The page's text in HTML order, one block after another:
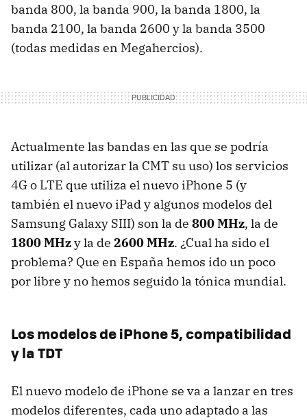
banda 800, la banda 900, la banda 1800, la
banda 2100, la banda 2600 y la banda 3500
(todas medidas en Megahercios).
Actualmente las bandas en las que se podría
utilizar (al autorizar la CMT su uso) los servicios
4G o LTE que utiliza el nuevo iPhone 5 (y
también el nuevo iPad y algunos modelos del
Samsung Galaxy SIII) son la de 800 MHz, la de
1800 MHzy la de 2600 MHz. ¿Cual ha sido el
problema? Que en España hemos ido un poco
por libre y no hemos seguido la tónica mundial.
Los modelos de iPhone 5, compatibilidad
y laTDT
El nuevo modelo de iPhone se va a lanzar en tres
modelos diferentes, cada uno adaptado a las